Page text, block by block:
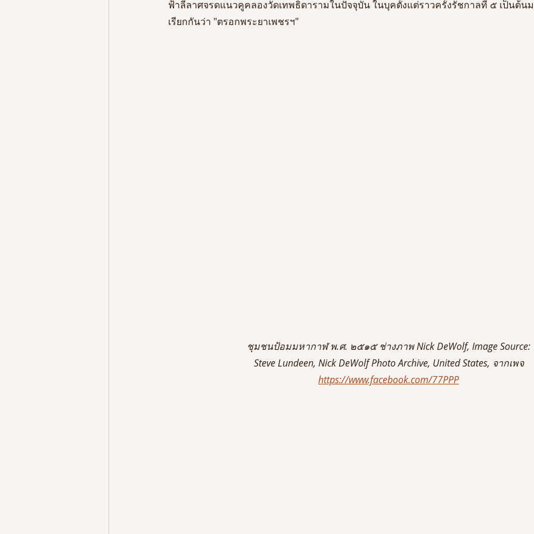
ฟ้าลีลาศจรดแนวคูคลองวัดเทพธิดารามในปัจจุบัน ในบุคตั้งแต่ราวครั้งรัชกาลที่ ๕ เป็นต้น
เรียกกันว่า "ตรอกพระยาเพชรฯ"
ชุมชนป้อมมหากาฬ พ.ศ. ๒๕๑๕ ช่างภาพ Nick DeWolf, Image Source:
Steve Lundeen, Nick DeWolf Photo Archive, United States, จากเพจ
https://www.facebook.com/77PPP